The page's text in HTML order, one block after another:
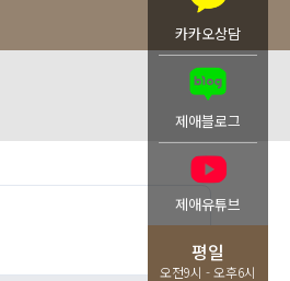
카카오상담
제애블로그
제애유튜브
평일
오전9시 - 오후6시